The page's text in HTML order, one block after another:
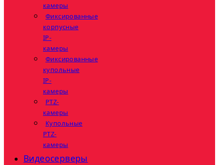
камеры
Фиксированные
корпусные
IP-
камеры
Фиксированные
купольные
IP-
камеры
PTZ-
камеры
Купольные
PTZ-
камеры
Видеосерверы